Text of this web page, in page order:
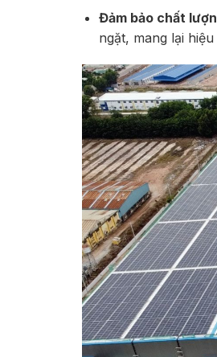
Đảm bảo chất
ngặt, mang lại